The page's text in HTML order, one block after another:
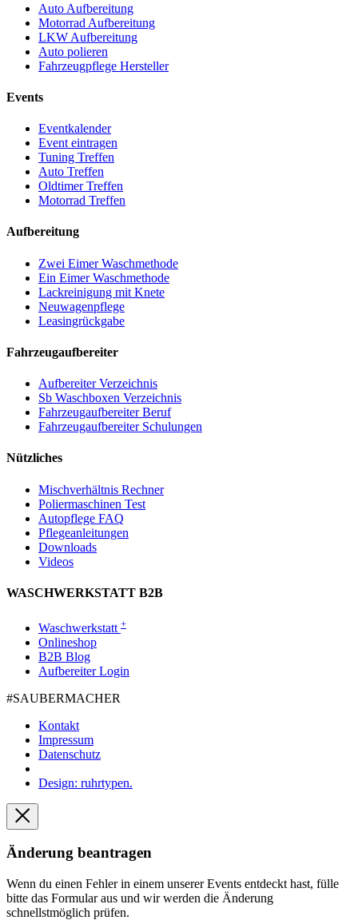
Auto Aufbereitung
Motorrad Aufbereitung
LKW Aufbereitung
Auto polieren
Fahrzeugpflege Hersteller
Events
Eventkalender
Event eintragen
Tuning Treffen
Auto Treffen
Oldtimer Treffen
Motorrad Treffen
Aufbereitung
Zwei Eimer Waschmethode
Ein Eimer Waschmethode
Lackreinigung mit Knete
Neuwagenpflege
Leasingrückgabe
Fahrzeugaufbereiter
Aufbereiter Verzeichnis
Sb Waschboxen Verzeichnis
Fahrzeugaufbereiter Beruf
Fahrzeugaufbereiter Schulungen
Nützliches
Mischverhältnis Rechner
Poliermaschinen Test
Autopflege FAQ
Pflegeanleitungen
Downloads
Videos
WASCHWERKSTATT B2B
Waschwerkstatt +
Onlineshop
B2B Blog
Aufbereiter Login
#SAUBER­MACHER
Kontakt
Impressum
Datenschutz
Design: ruhrtypen.
Änderung beantragen
Wenn du einen Fehler in einem unserer Events entdeckt hast, fülle
bitte das Formular aus und wir werden die Änderung
schnellstmöglich prüfen.